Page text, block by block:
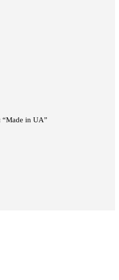
“Made in UA”